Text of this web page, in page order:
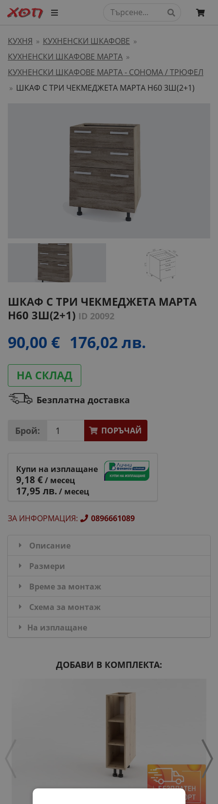
КУХНЯ » КУХНЕНСКИ ШКАФОВЕ »
КУХНЕНСКИ ШКАФОВЕ МАРТА »
КУХНЕНСКИ ШКАФОВЕ МАРТА - СОНОМА / ТРЮФЕЛ
» ШКАФ С ТРИ ЧЕКМЕДЖЕТА МАРТА H60 3Ш(2+1)
ШКАФ С ТРИ ЧЕКМЕДЖЕТА МАРТА
H60 3Ш(2+1) ID 20092
90,00 € 176,02 лв.
НА СКЛАД
Безплатна доставка
Брой: ПОРЪЧАЙ
Купи на изплащане
9,18 €/ месец
17,95 лв./ месец
ЗА ИНФОРМАЦИЯ: 0896661089
Описание
Размери
Време за монтаж
Схема за монтаж
На изплащане
ДОБАВИ В КОМПЛЕКТА: